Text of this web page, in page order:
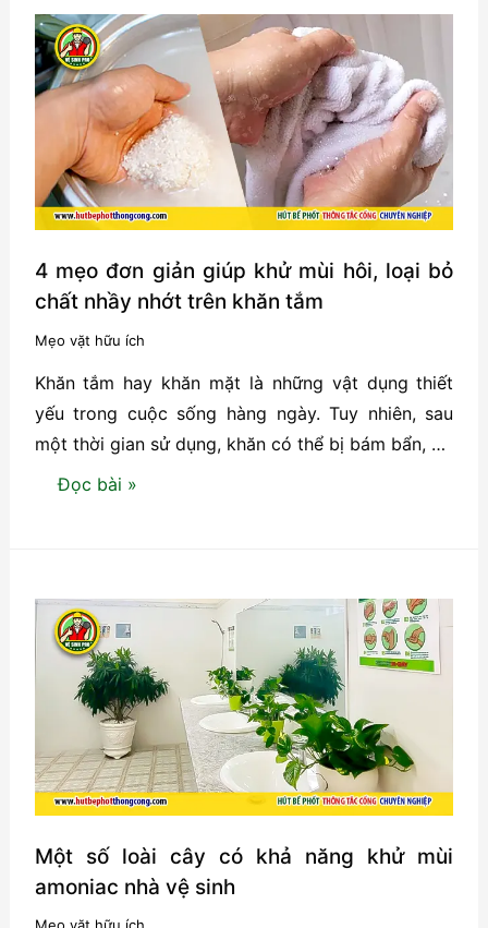
trò
lừa
đảo
trong
dịch
vụ
hút
bể
phốt
4 mẹo đơn giản giúp khử mùi hôi, loại bỏ
chất nhầy nhớt trên khăn tắm
Mẹo vặt hữu ích
Khăn tắm hay khăn mặt là những vật dụng thiết
yếu trong cuộc sống hàng ngày. Tuy nhiên, sau
một thời gian sử dụng, khăn có thể bị bám bẩn, …
4
giúp
khử
mùi
hôi,
bỏ
chất
nhầy
nhớt
trên
Đọc bài »
Một số loài cây có khả năng khử mùi
amoniac nhà vệ sinh